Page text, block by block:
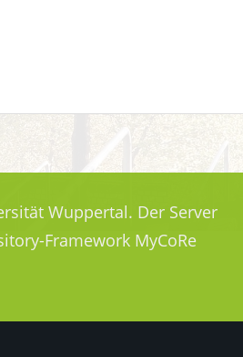
Wuppertal. Der Server
Framework MyCoRe